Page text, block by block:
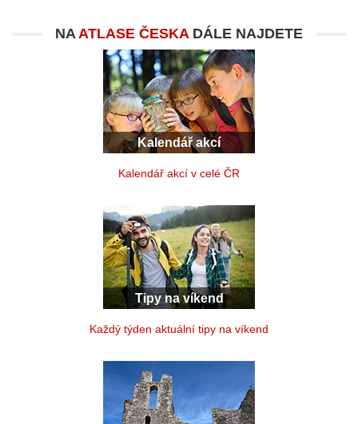
NAATLASE ČESKADÁLE NAJDETE
Kalendář akcí
Kalendář akcí v celé ČR
Tipy na víkend
Každý týden aktuální tipy na víkend